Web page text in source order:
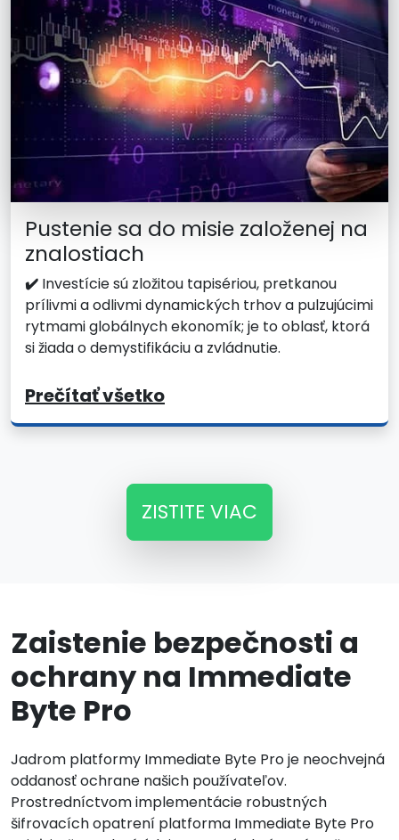
Pustenie sa do misie založenej na
znalostiach
✔️ Investície sú zložitou tapisériou, pretkanou
prílivmi a odlivmi dynamických trhov a pulzujúcimi
rytmami globálnych ekonomík; je to oblasť, ktorá
si žiada o demystifikáciu a zvládnutie.
Prečítať všetko
ZISTITE VIAC
Zaistenie bezpečnosti a
ochrany na Immediate
Byte Pro
Jadrom platformy Immediate Byte Pro je neochvejná
oddanosť ochrane našich používateľov.
Prostredníctvom implementácie robustných
šifrovacích opatrení platforma Immediate Byte Pro